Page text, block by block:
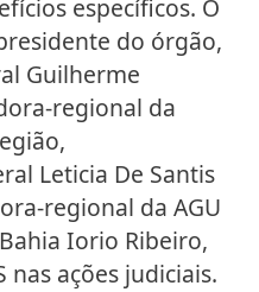
específicos. O
do órgão,
Guilherme
regional da
Leticia De Santis
regional da AGU
Iorio Ribeiro,
nas ações judiciais.